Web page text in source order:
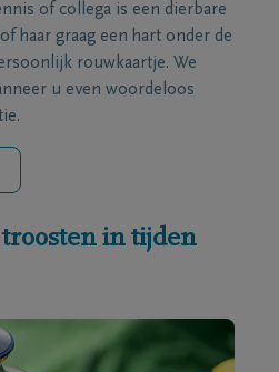
of collega is een dierbare
haar graag een hart onder de
rouwkaartje. We
u even woordeloos
in tijden